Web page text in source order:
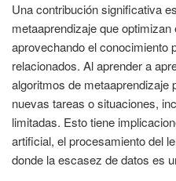
Una contribución significativa
metaaprendizaje que
aprovechando el conocimiento
relacionados. Al aprender a
algoritmos de metaaprendizaje
nuevas tareas o situaciones,
limitadas. Esto tiene
artificial, el procesamiento del
donde la escasez de datos es